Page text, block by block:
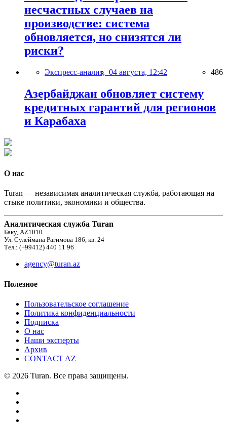
несчастных случаев на
производстве: система
обновляется, но снизятся ли
риски?
Экспресс-анализ, 04 августа, 12:42 486
Азербайджан обновляет систему
кредитных гарантий для регионов
и Карабаха
О нас
Turan — независимая аналитическая служба, работающая на
стыке политики, экономики и общества.
Аналитическая служба Turan
Баку, AZ1010
Ул. Сулеймана Рагимова 186, кв. 24
Тел.: (+99412) 440 11 96
agency@turan.az
Полезное
Пользовательское соглашение
Политика конфиденциальности
Подписка
О нас
Наши эксперты
Архив
CONTACT AZ
© 2026 Turan. Все права защищены.